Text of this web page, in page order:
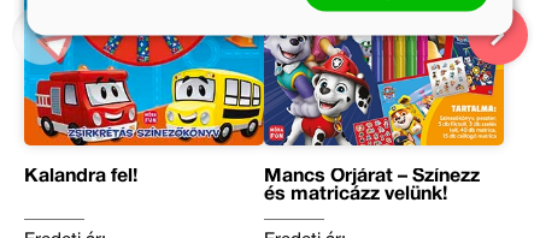
Kalandra fel!
Mancs Őrjárat – Színezz
és matricázz velünk!